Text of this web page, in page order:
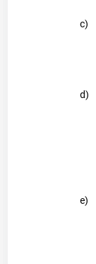
c)
d)
e)